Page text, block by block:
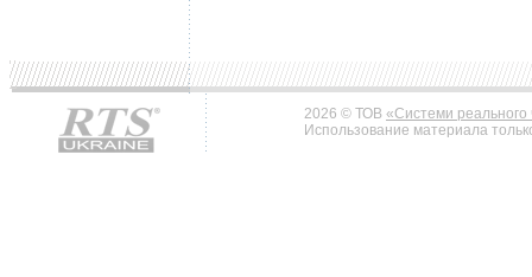
2026 © ТОВ «Системи реального
Использование материала